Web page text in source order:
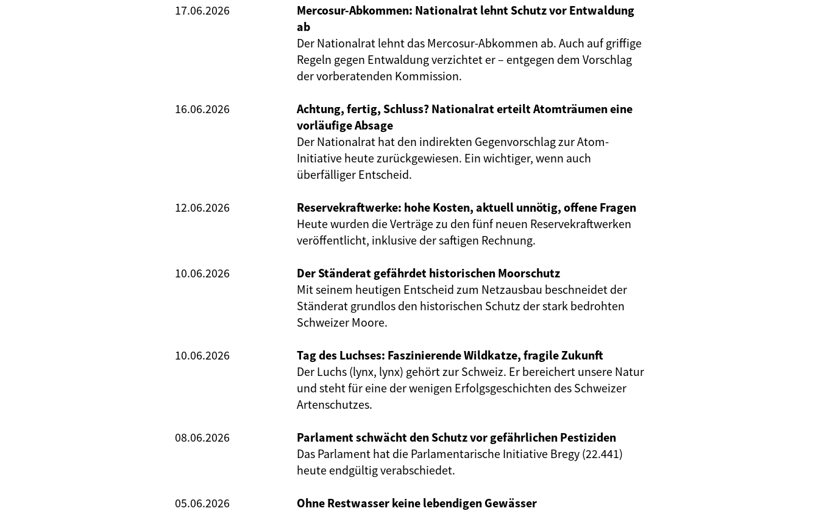
17.06.2026
Mercosur-Abkommen: Nationalrat lehnt Schutz vor Entwaldung
ab
Der Nationalrat lehnt das Mercosur-Abkommen ab. Auch auf griffige
Regeln gegen Entwaldung verzichtet er – entgegen dem Vorschlag
der vorberatenden Kommission.
16.06.2026
Achtung, fertig, Schluss? Nationalrat erteilt Atomträumen eine
vorläufige Absage
Der Nationalrat hat den indirekten Gegenvorschlag zur Atom-
Initiative heute zurückgewiesen. Ein wichtiger, wenn auch
überfälliger Entscheid.
12.06.2026
Reservekraftwerke: hohe Kosten, aktuell unnötig, offene Fragen
Heute wurden die Verträge zu den fünf neuen Reservekraftwerken
veröffentlicht, inklusive der saftigen Rechnung.
10.06.2026
Der Ständerat gefährdet historischen Moorschutz
Mit seinem heutigen Entscheid zum Netzausbau beschneidet der
Ständerat grundlos den historischen Schutz der stark bedrohten
Schweizer Moore.
10.06.2026
Tag des Luchses: Faszinierende Wildkatze, fragile Zukunft
Der Luchs (lynx, lynx) gehört zur Schweiz. Er bereichert unsere Natur
und steht für eine der wenigen Erfolgsgeschichten des Schweizer
Artenschutzes.
08.06.2026
Parlament schwächt den Schutz vor gefährlichen Pestiziden
Das Parlament hat die Parlamentarische Initiative Bregy (22.441)
heute endgültig verabschiedet.
05.06.2026
Ohne Restwasser keine lebendigen Gewässer